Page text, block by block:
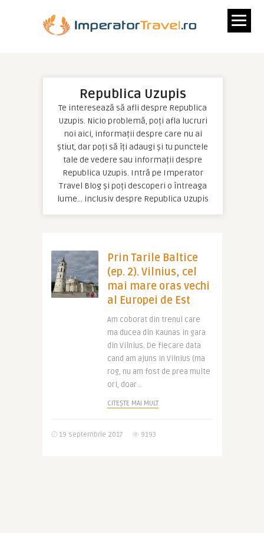
Republica Uzupis
Te interesează să afli despre Republica
Uzupis. Nicio problemă, poți afla lucruri
noi aici, informații despre care nu ai
știut, dar poți să îți adaugi și tu punctele
tale de vedere sau informații despre
Republica Uzupis. Intră pe Imperator
Travel Blog și poți descoperi o întreaga
lume… inclusiv despre Republica Uzupis
Prin Tarile Baltice
(ep. 2). Vilnius, cel
mai mare oras vechi
al Europei de Est
Am coborat din trenul care
ma ducea din Kaunas in gara
din Vilnius. De fiecare data
cand am ajuns in Vilnius (ma
rog, nu am fost de prea multe
ori, doar ..
CITEȘTE MAI MULT
19 septembrie 2017 9193